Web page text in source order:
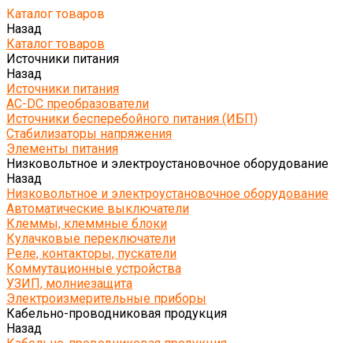
Каталог товаров
Назад
Каталог товаров
Источники питания
Назад
Источники питания
AC-DC преобразователи
Источники бесперебойного питания (ИБП)
Стабилизаторы напряжения
Элементы питания
Низковольтное и электроустановочное оборудование
Назад
Низковольтное и электроустановочное оборудование
Автоматические выключатели
Клеммы, клеммные блоки
Кулачковые переключатели
Реле, контакторы, пускатели
Коммутационные устройства
УЗИП, молниезащита
Электроизмерительные приборы
Кабельно-проводниковая продукция
Назад